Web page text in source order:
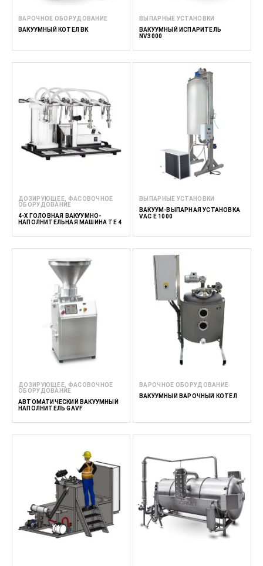
ВАРОЧНОЕ ОБОРУДОВАНИЕ
ВАКУУМНЫЙ КОТЕЛ ВК
ВЫПАРНЫЕ УСТАНОВКИ
ВАКУУМНЫЙ ИСПАРИТЕЛЬ
NV3000
ДОЗИРУЮЩЕЕ, ФАСОВОЧНОЕ
ОБОРУДОВАНИЕ
4-Х ГОЛОВНАЯ ВАКУУМНО-
НАПОЛНИТЕЛЬНАЯ МАШИНА TE 4
ВЫПАРНЫЕ УСТАНОВКИ
ВАКУУМ-ВЫПАРНАЯ УСТАНОВКА
VAC E 1000
ДОЗИРУЮЩЕЕ, ФАСОВОЧНОЕ
ОБОРУДОВАНИЕ
АВТОМАТИЧЕСКИЙ ВАКУУМНЫЙ
НАПОЛНИТЕЛЬ GAVF
ВАРОЧНОЕ ОБОРУДОВАНИЕ
ВАКУУМНЫЙ ВАРОЧНЫЙ КОТЁЛ